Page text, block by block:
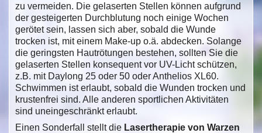
zu vermeiden. Die gelaserten Stellen können aufgrund
der gesteigerten Durchblutung noch einige Wochen
gerötet sein, lassen sich aber, sobald die Wunde
trocken ist, mit einem Make-up o.ä. abdecken. Solange
die geringsten Hautrötungen bestehen, sollten Sie die
gelaserten Stellen konsequent vor UV-Licht schützen,
z.B. mit Daylong 25 oder 50 oder Anthelios XL60.
Schwimmen ist erlaubt, sobald die Wunden trocken und
krustenfrei sind. Alle anderen sportlichen Aktivitäten
sind uneingeschränkt erlaubt.
Einen Sonderfall stellt die Lasertherapie von Warzen